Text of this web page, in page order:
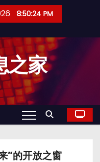
8:50:24 PM
之家
”的开放之窗